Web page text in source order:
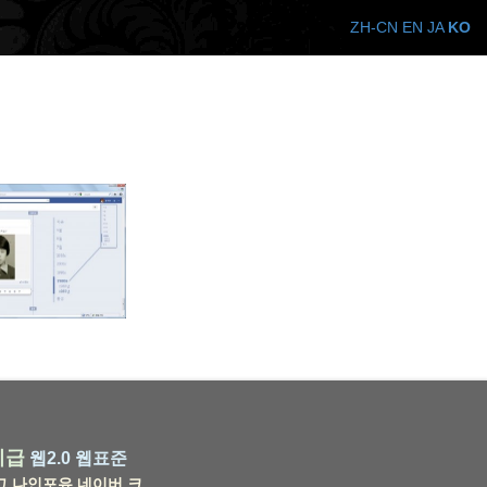
급 웹2.0 웹표준
나인포유 네이버 크
ZH-CN EN JA KO